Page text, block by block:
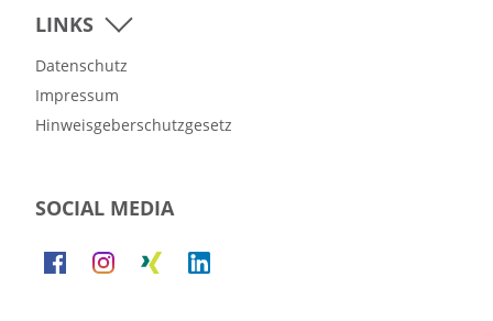
LINKS
Datenschutz
Impressum
Hinweisgeberschutzgesetz
SOCIAL MEDIA